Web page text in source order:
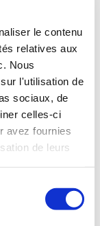
le contenu
relatives aux
Nous
l'utilisation de
sociaux, de
celles-ci
avez fournies
de leurs
est
son rôle
il est